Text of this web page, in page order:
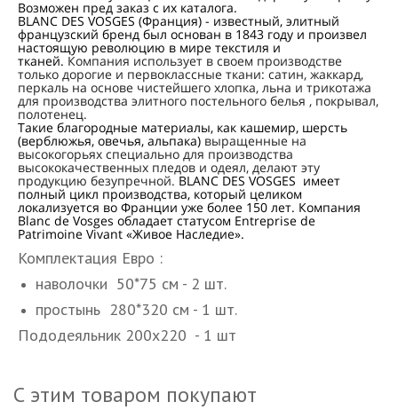
Возможен пред заказ с их каталога.
BLANC DES VOSGES (Франция) - известный, элитный
французский бренд был основан в 1843 году и произвел
настоящую революцию в мире текстиля и
тканей. Компания использует в своем производстве
только дорогие и первоклассные ткани: сатин, жаккард,
перкаль на основе чистейшего хлопка, льна и трикотажа
для производства элитного постельного белья , покрывал,
полотенец.
Такие благородные материалы, как кашемир, шерсть
(верблюжья, овечья, альпака) выращенные на
высокогорьях специально для производства
высококачественных пледов и одеял, делают эту
продукцию безупречной. BLANC DES VOSGES имеет
полный цикл производства, который целиком
локализуется во Франции уже более 150 лет. Компания
Blanc de Vosges обладает статусом Entreprise de
Patrimoine Vivant «Живое Наследие».
Комплектация Евро :
наволочки 50*75 см - 2 шт.
простынь 280*320 см - 1 шт.
Пододеяльник 200х220 - 1 шт
С этим товаром покупают